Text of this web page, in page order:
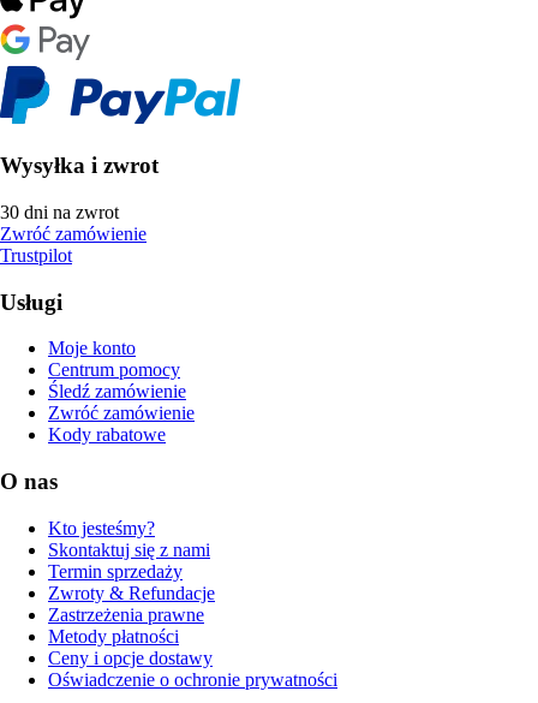
Wysyłka i zwrot
30 dni na zwrot
Zwróć zamówienie
Trustpilot
Usługi
Moje konto
Centrum pomocy
Śledź zamówienie
Zwróć zamówienie
Kody rabatowe
O nas
Kto jesteśmy?
Skontaktuj się z nami
Termin sprzedaży
Zwroty & Refundacje
Zastrzeżenia prawne
Metody płatności
Ceny i opcje dostawy
Oświadczenie o ochronie prywatności